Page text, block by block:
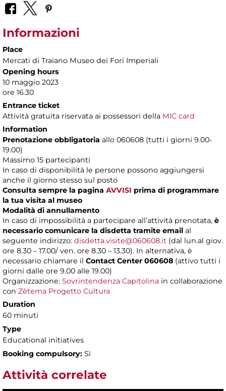
Informazioni
Place
Mercati di Traiano Museo dei Fori Imperiali
Opening hours
10 maggio 2023
ore 16.30
Entrance ticket
Attività gratuita riservata ai possessori della MIC card
Information
Prenotazione obbligatoria allo 060608 (tutti i giorni 9.00-
19.00)
Massimo 15 partecipanti
In caso di disponibilità le persone possono aggiungersi
anche il giorno stesso sul posto
Consulta sempre la pagina AVVISI prima di programmare
la tua visita al museo
Modalità di annullamento
In caso di impossibilità a partecipare all’attività prenotata, è
necessario comunicare la disdetta tramite email al
seguente indirizzo: disdetta.visite@060608.it (dal lun.al giov.
ore 8.30 – 17.00/ ven. ore 8.30 – 13.30). In alternativa, è
necessario chiamare il Contact Center 060608 (attivo tutti i
giorni dalle ore 9.00 alle 19.00)
Organizzazione: Sovrintendenza Capitolina in collaborazione
con Zètema Progetto Cultura
Duration
60 minuti
Type
Educational initiatives
Booking compulsory: Sì
Attività correlate